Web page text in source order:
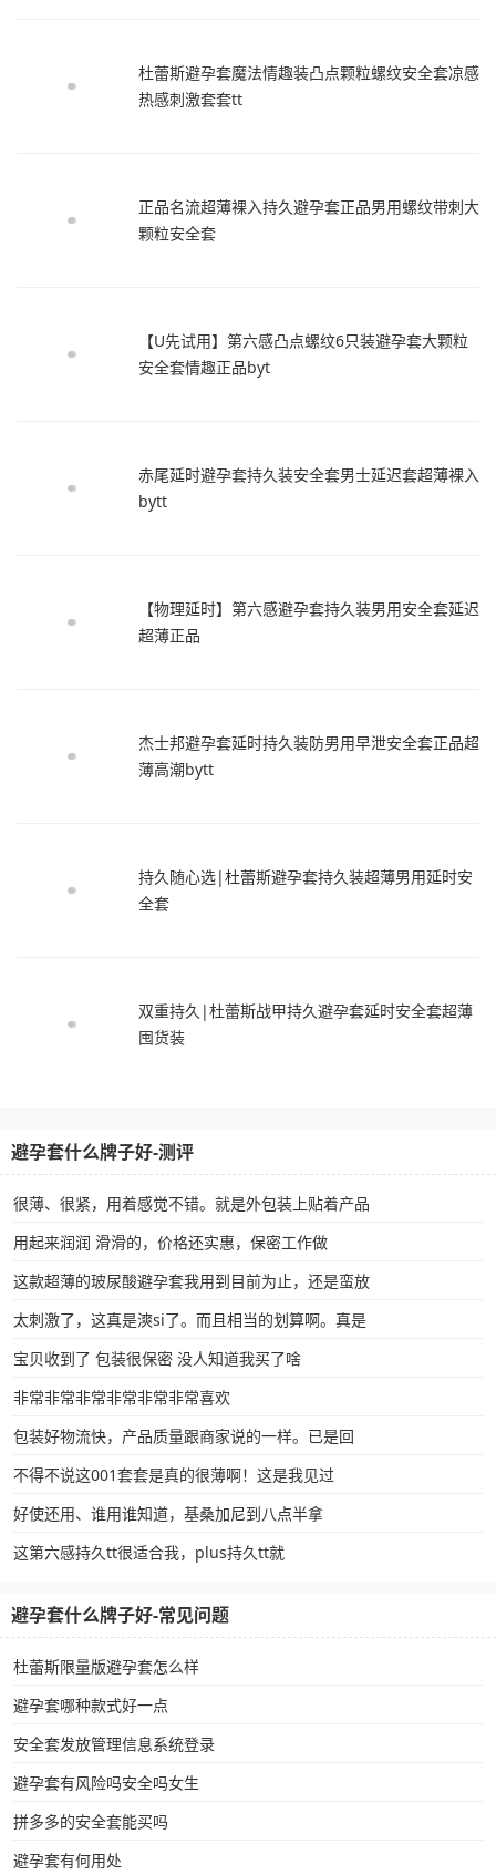
杜蕾斯避孕套魔法情趣装凸点颗粒螺纹安全套凉感
热感刺激套套tt
正品名流超薄裸入持久避孕套正品男用螺纹带刺大
颗粒安全套
【U先试用】第六感凸点螺纹6只装避孕套大颗粒
安全套情趣正品byt
赤尾延时避孕套持久装安全套男士延迟套超薄裸入
bytt
【物理延时】第六感避孕套持久装男用安全套延迟
超薄正品
杰士邦避孕套延时持久装防男用早泄安全套正品超
薄高潮bytt
持久随心选|杜蕾斯避孕套持久装超薄男用延时安
全套
双重持久|杜蕾斯战甲持久避孕套延时安全套超薄
囤货装
避孕套什么牌子好-测评
很薄、很紧，用着感觉不错。就是外包装上贴着产品
用起来润润 滑滑的，价格还实惠，保密工作做
这款超薄的玻尿酸避孕套我用到目前为止，还是蛮放
太刺激了，这真是漺si了。而且相当的划算啊。真是
宝贝收到了 包装很保密 没人知道我买了啥
非常非常非常非常非常非常喜欢
包装好物流快，产品质量跟商家说的一样。已是回
不得不说这001套套是真的很薄啊！这是我见过
好使还用、谁用谁知道，基桑加尼到八点半拿
这第六感持久tt很适合我，plus持久tt就
避孕套什么牌子好-常见问题
杜蕾斯限量版避孕套怎么样
避孕套哪种款式好一点
安全套发放管理信息系统登录
避孕套有风险吗安全吗女生
拼多多的安全套能买吗
避孕套有何用处